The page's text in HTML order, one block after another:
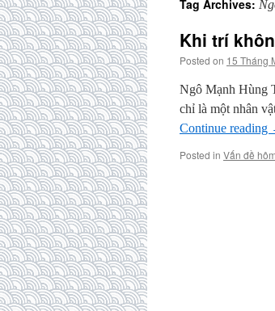
Tag Archives:
Khi trí
Posted on 15 Tháng
Ngô Mạnh Hùng
chỉ là một nhân
Continue reading
Posted in Vấn đề